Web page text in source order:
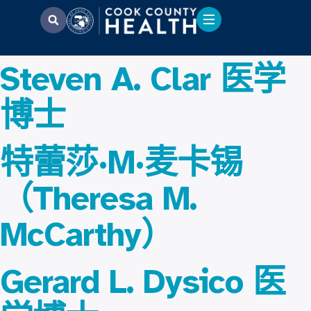
Steven A. Clar 医学
博士
特蕾莎·M·麦卡锡
（Theresa M.
McCarthy）
Gerard L. Dysico 医